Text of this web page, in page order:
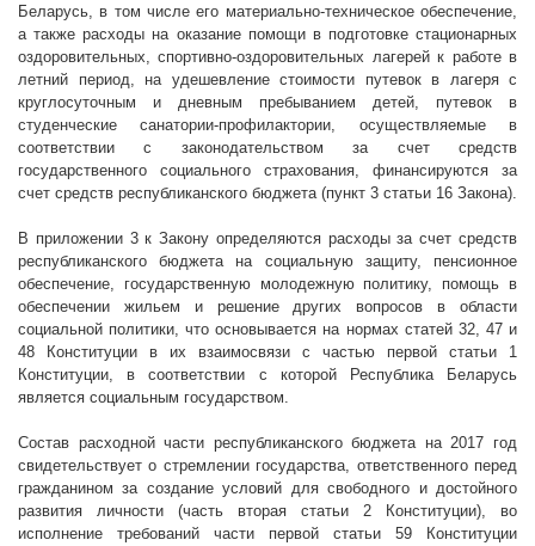
Беларусь, в том числе его материально-техническое обеспечение,
а также расходы на оказание помощи в подготовке стационарных
оздоровительных, спортивно-оздоровительных лагерей к работе в
летний период, на удешевление стоимости путевок в лагеря с
круглосуточным и дневным пребыванием детей, путевок в
студенческие санатории-профилактории, осуществляемые в
соответствии с законодательством за счет средств
государственного социального страхования, финансируются за
счет средств республиканского бюджета (пункт 3 статьи 16 Закона).
В приложении 3 к Закону определяются расходы за счет средств
республиканского бюджета на социальную защиту, пенсионное
обеспечение, государственную молодежную политику, помощь в
обеспечении жильем и решение других вопросов в области
социальной политики, что основывается на нормах статей 32, 47 и
48 Конституции в их взаимосвязи с частью первой статьи 1
Конституции, в соответствии с которой Республика Беларусь
является социальным государством.
Состав расходной части республиканского бюджета на 2017 год
свидетельствует о стремлении государства, ответственного перед
гражданином за создание условий для свободного и достойного
развития личности (часть вторая статьи 2 Конституции), во
исполнение требований части первой статьи 59 Конституции